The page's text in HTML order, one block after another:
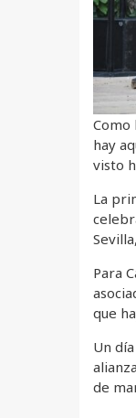
Como
hay
visto
La
Para
que
Un
de